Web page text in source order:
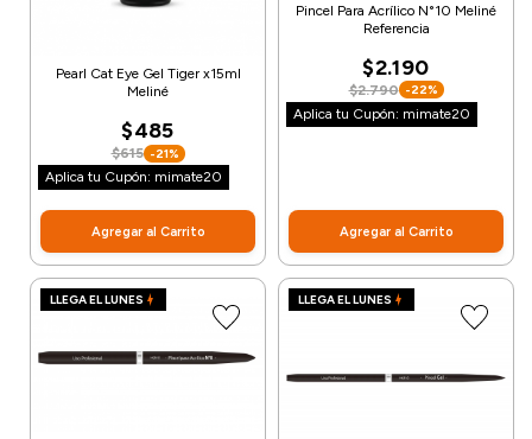
Pearl Cat Eye Gel Tiger x15ml
Meliné
$485
$615 -21%
Aplica tu Cupón: mimate20
Agregar al Carrito
Pincel Para Acrílico N°10 Meliné
Referencia
$2.190
$2.790 -22%
Aplica tu Cupón: mimate20
Agregar al Carrito
LLEGA EL LUNES LLEGA EL LUNES